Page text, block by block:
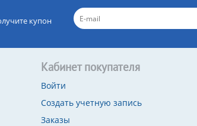
купон
Кабинет покупателя
Войти
Создать учетную запись
Заказы